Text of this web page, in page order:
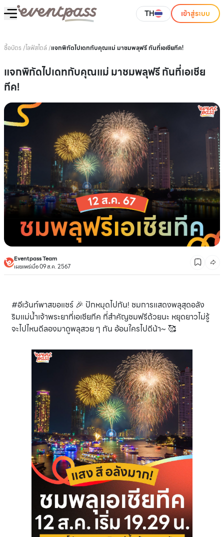
TH เข้าสู่ระบบ
ซื้อบัตร /ไลฟ์สไตล์/แจกพิกัดไปเดทกับคุณแม่ มาชมพลุฟรี กันที่เอเชียทีค!
แจกพิกัดไปเดทกับคุณแม่ มาชมพลุฟรี กันที่เอเชีย
ทีค!
Eventpass Team
เผยแพร่เมื่อ 09 ส.ค. 2567
#อีเว้นท์พาสขอแชร์ 🎉 ปักหมุดไปกัน! ชมการแสดงพลุสุดอลัง
ริมแม่น้ำเจ้าพระยาที่เอเชียทีค ที่สำคัญชมฟรีด้วยนะ หยุดยาวไม่รู้
จะไปไหนดีลองมาดูพลุสวย ๆ กัน อ้อนใครไปดีน้า~ 🥰